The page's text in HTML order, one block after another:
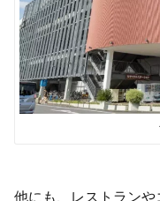
他にも、レストラン